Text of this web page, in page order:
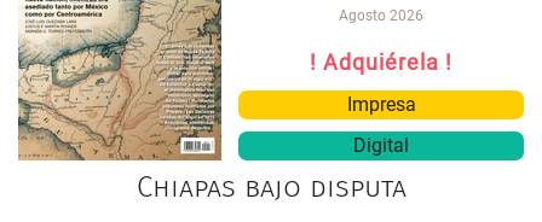
Agosto 2026
! Adquiérela !
Impresa
Digital
Chiapas bajo disputa